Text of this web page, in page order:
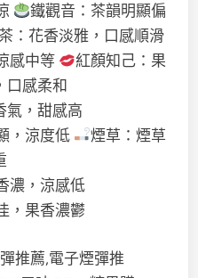
鐵觀音：茶韻明顯偏
：花香淡雅，口感順滑
感中等
紅顏知己：果
口感柔和
氣，甜感高
，涼度低
煙草：煙草
濃，涼感低
，果香濃鬱